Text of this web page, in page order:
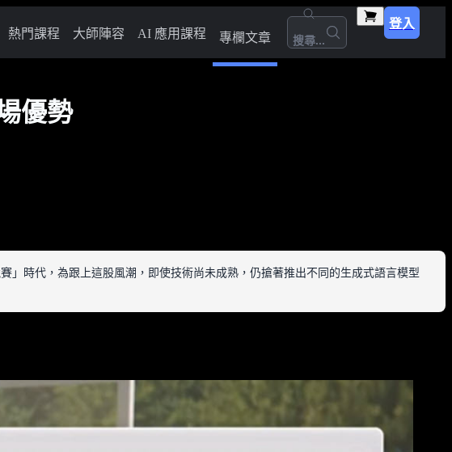
熱門課程 大師陣容 AI 應用課程 專欄文章 搜尋...
登入
優勢
代，為跟上這股風潮，即使技術尚未成熟，仍搶著推出不同的生成式語言模型